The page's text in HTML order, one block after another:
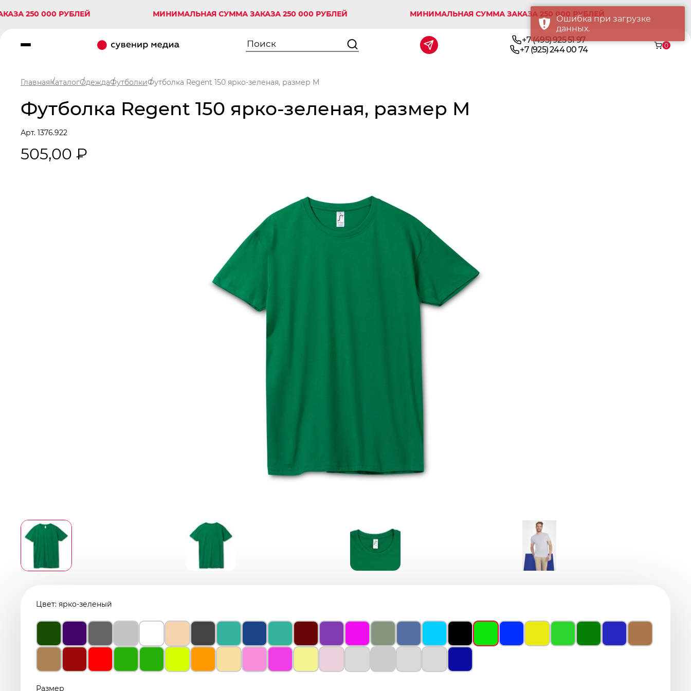
000 РУБЛЕЙ МИНИМАЛЬНАЯ СУММА ЗАКАЗА 250 000 РУБЛЕЙ МИНИМАЛЬНАЯ СУММА ЗАКАЗА 250 000 РУБЛЕЙ
+7 (495) 925 51 97
+7 (925) 244 00 74
0
ГлавнаяКаталогОдеждаФутболкиФутболка Regent 150 ярко-зеленая, размер M
Футболка Regent 150 ярко-зеленая, размер M
Арт. 1376.922
505,00 ₽
Цвет: ярко-зеленый
Размер
Ошибка при загрузке
данных.